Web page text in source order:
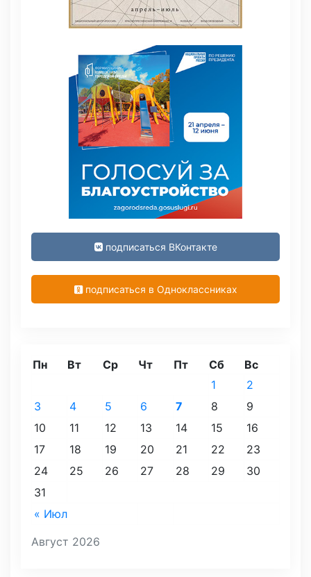
подписаться ВКонтакте
подписаться в Одноклассниках
Август 2026
Пн Вт Ср Чт Пт Сб Вс
« Июл
1
2
3
4 5 6 7 8
9
10
11 12 13 14 15
16
17
18 19 20 21 22
23
24
25 26 27 28 29
30
31